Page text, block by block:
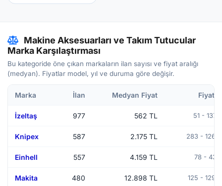
Makine Aksesuarları ve Takım Tutucular
Marka Karşılaştırması
Bu kategoride öne çıkan markaların ilan sayısı ve fiyat aralığı
(medyan). Fiyatlar model, yıl ve duruma göre değişir.
Marka İlan Medyan Fiyat Fiyat
İzeltaş 977 562 TL 51 -
Knipex 587 2.175 TL 283 -
Einhell 557 4.159 TL 78 -
Makita 480 12.898 TL 125 -